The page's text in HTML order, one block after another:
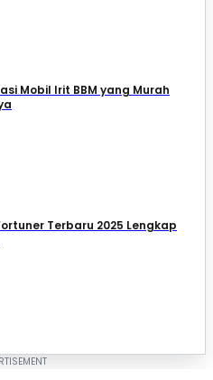
Mobil Irit BBM yang Murah
Terbaru 2025 Lengkap